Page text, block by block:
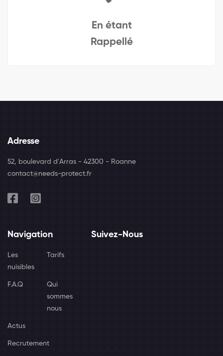
En étant
Rappellé
Adresse
52, boulevard d'Arras - 42300 - Roanne
contact@needs-protect.fr
Navigation
Les
nuisibles
Tarifs
F.A.Q
Qui
sommes
nous
Actus
Recrutement
Suivez-Nous